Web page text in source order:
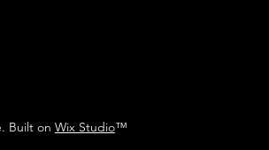
Built on Wix Studio™